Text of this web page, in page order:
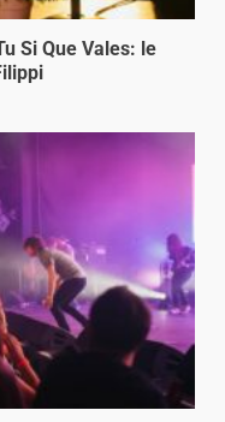
Si Que Vales: le